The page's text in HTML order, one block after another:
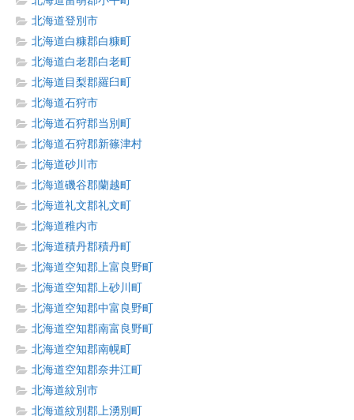
北海道登別市
北海道白糠郡白糠町
北海道白老郡白老町
北海道目梨郡羅臼町
北海道石狩市
北海道石狩郡当別町
北海道石狩郡新篠津村
北海道砂川市
北海道磯谷郡蘭越町
北海道礼文郡礼文町
北海道稚内市
北海道積丹郡積丹町
北海道空知郡上富良野町
北海道空知郡上砂川町
北海道空知郡中富良野町
北海道空知郡南富良野町
北海道空知郡南幌町
北海道空知郡奈井江町
北海道紋別市
北海道紋別郡上湧別町